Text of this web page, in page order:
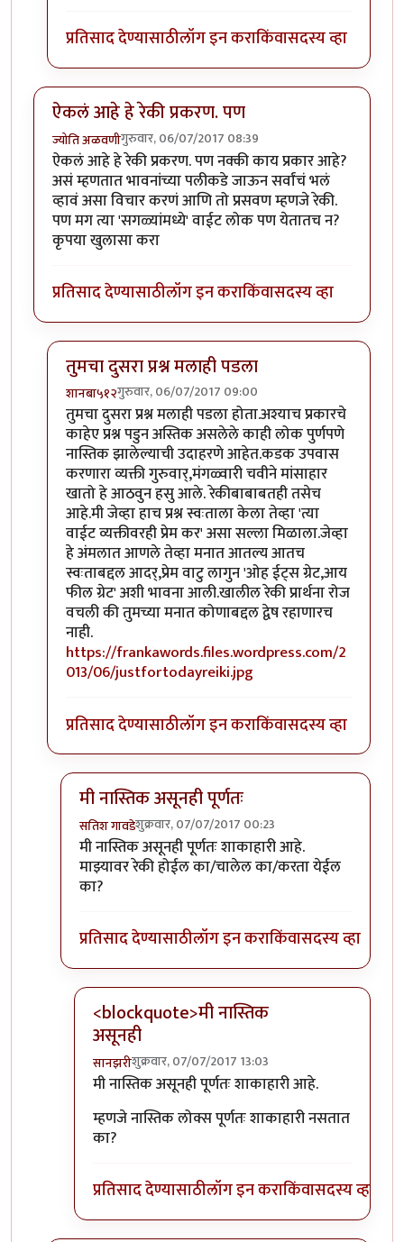
प्रतिसाद देण्यासाठीलॉग इन कराकिंवासदस्य व्हा
ऐकलं आहे हे रेकी प्रकरण. पण
ज्योति अळवणीगुरुवार, 06/07/2017 08:39
ऐकलं आहे हे रेकी प्रकरण. पण नक्की काय प्रकार आहे?
असं म्हणतात भावनांच्या पलीकडे जाऊन सर्वांचं भलं
व्हावं असा विचार करणं आणि तो प्रसवण म्हणजे रेकी.
पण मग त्या 'सगळ्यांमध्ये' वाईट लोक पण येतातच न?
कृपया खुलासा करा
प्रतिसाद देण्यासाठीलॉग इन कराकिंवासदस्य व्हा
तुमचा दुसरा प्रश्न मलाही पडला
शानबा५१२गुरुवार, 06/07/2017 09:00
In reply toऐकलं आहे हे रेकी प्रकरण. पणbyज्योति अळवणी
तुमचा दुसरा प्रश्न मलाही पडला होता.अश्याच प्रकारचे
काहेए प्रश्न पडुन अस्तिक असलेले काही लोक पुर्णपणे
नास्तिक झालेल्याची उदाहरणे आहेत.कडक उपवास
करणारा व्यक्ती गुरुवार्,मंगळ्वारी चवीने मांसाहार
खातो हे आठवुन हसु आले. रेकीबाबाबतही तसेच
आहे.मी जेव्हा हाच प्रश्न स्वःताला केला तेव्हा 'त्या
वाईट व्यक्तीवरही प्रेम कर' असा सल्ला मिळाला.जेव्हा
हे अंमलात आणले तेव्हा मनात आतल्य आतच
स्वःताबद्दल आदर्,प्रेम वाटु लागुन 'ओह ईट्स ग्रेट,आय
फील ग्रेट' अशी भावना आली.खालील रेकी प्रार्थना रोज
वचली की तुमच्या मनात कोणाबद्दल द्वेष रहाणारच
नाही.
https://frankawords.files.wordpress.com/2
013/06/justfortodayreiki.jpg
प्रतिसाद देण्यासाठीलॉग इन कराकिंवासदस्य व्हा
मी नास्तिक असूनही पूर्णतः
सतिश गावडेशुक्रवार, 07/07/2017 00:23
In reply toतुमचा दुसरा प्रश्न मलाही पडला
मी नास्तिक असूनही पूर्णतः शाकाहारी आहे.
माझ्यावर रेकी होईल का/चालेल का/करता येईल
का?
प्रतिसाद देण्यासाठीलॉग इन कराकिंवासदस्य व्हा
<blockquote>मी नास्तिक
असूनही
सानझरीशुक्रवार, 07/07/2017 13:03
In reply toमी नास्तिक असूनही पूर्णतःby
मी नास्तिक असूनही पूर्णतः शाकाहारी आहे.
म्हणजे नास्तिक लोक्स पूर्णतः शाकाहारी नसतात
का?
प्रतिसाद देण्यासाठीलॉग इन कराकिंवासदस्य व्हा